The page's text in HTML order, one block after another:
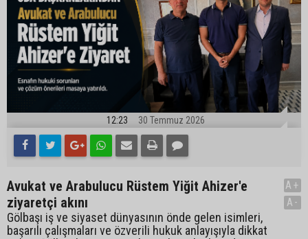
12:23 30 Temmuz 2026
Avukat ve Arabulucu Rüstem Yiğit Ahizer'e
ziyaretçi akını
Gölbaşı iş ve siyaset dünyasının önde gelen isimleri,
başarılı çalışmaları ve özverili hukuk anlayışıyla dikkat
A+
A-